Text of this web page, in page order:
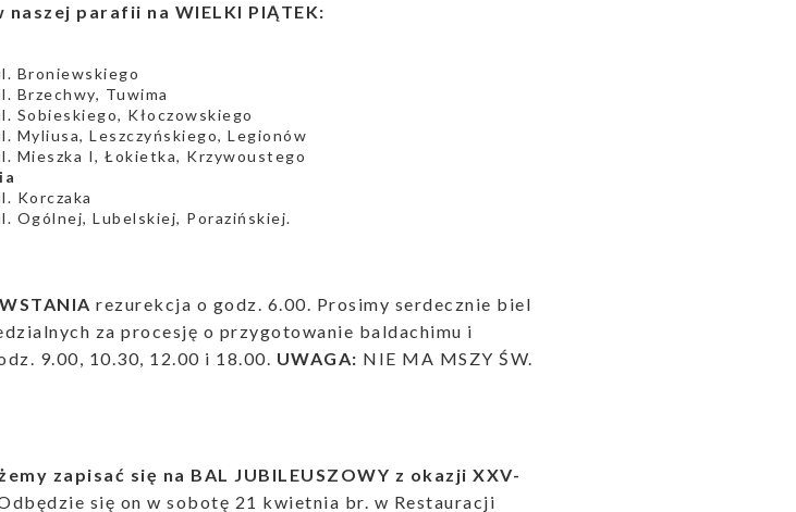
parafii na WIELKI PIĄTEK:
Broniewskiego
Brzechwy, Tuwima
Sobieskiego, Kłoczowskiego
Myliusa, Leszczyńskiego, Legionów
Mieszka I, Łokietka, Krzywoustego
Korczaka
Ogólnej, Lubelskiej, Porazińskiej.
rezurekcja o godz. 6.00. Prosimy serdecznie biel
za procesję o przygotowanie baldachimu i
9.00, 10.30, 12.00 i 18.00. UWAGA: NIE MA MSZY ŚW.
zapisać się na BAL JUBILEUSZOWY z okazji XXV-
się on w sobotę 21 kwietnia br. w Restauracji